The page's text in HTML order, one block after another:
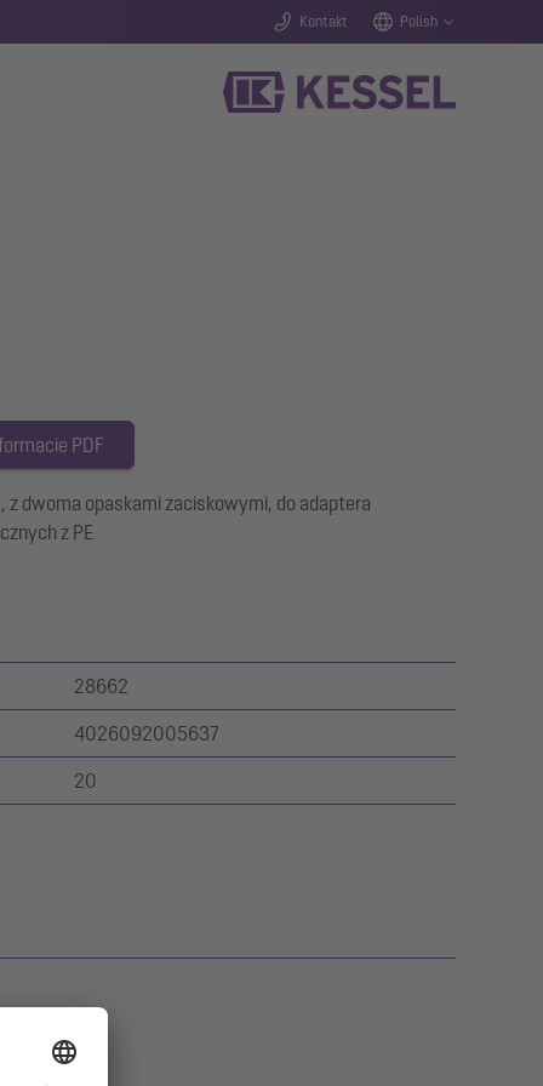
Kontakt Polish
PDF
dwoma opaskami zaciskowymi, do adaptera
z PE
28662
4026092005637
20